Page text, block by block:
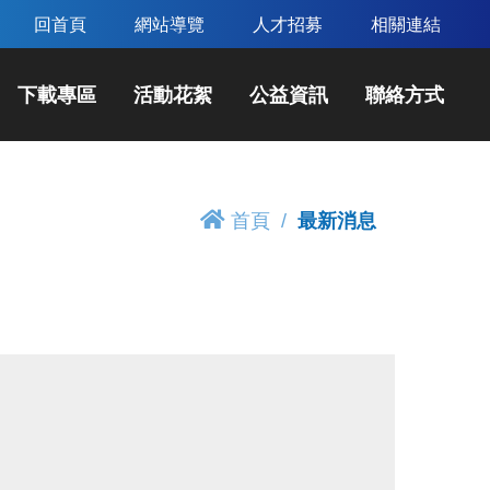
回首頁 網站導覽 人才招募 相關連結
下載專區 活動花絮 公益資訊 聯絡方式
首頁 最新消息